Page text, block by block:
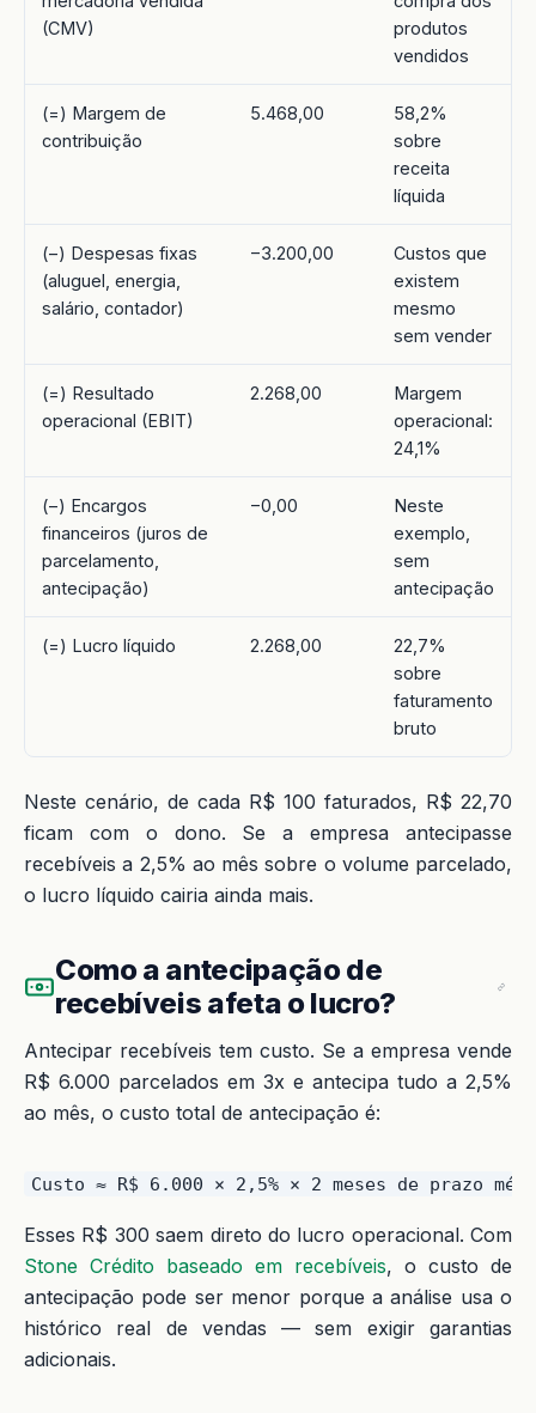
(CMV)
produtos
vendidos
(=) Margem de
contribuição
5.468,00
58,2%
sobre
receita
líquida
(−) Despesas fixas
(aluguel, energia,
salário, contador)
−3.200,00
Custos que
existem
mesmo
sem vender
(=) Resultado
operacional (EBIT)
2.268,00
Margem
operacional:
24,1%
(−) Encargos
financeiros (juros de
parcelamento,
antecipação)
−0,00
Neste
exemplo,
sem
antecipação
(=) Lucro líquido 2.268,00
22,7%
sobre
faturamento
bruto
Neste cenário, de cada R$ 100 faturados, R$ 22,70
ficam com o dono. Se a empresa antecipasse
recebíveis a 2,5% ao mês sobre o volume parcelado,
o lucro líquido cairia ainda mais.
Como a antecipação de
recebíveis afeta o lucro?
Antecipar recebíveis tem custo. Se a empresa vende
R$ 6.000 parcelados em 3x e antecipa tudo a 2,5%
ao mês, o custo total de antecipação é:
Esses R$ 300 saem direto do lucro operacional. Com
Stone Crédito baseado em recebíveis, o custo de
antecipação pode ser menor porque a análise usa o
histórico real de vendas — sem exigir garantias
adicionais.